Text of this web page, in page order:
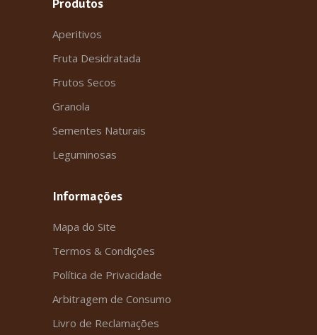
Produtos
Aperitivos
Fruta Desidratada
Frutos Secos
Granola
Sementes Naturais
Leguminosas
Informações
Mapa do Site
Termos & Condições
Política de Privacidade
Arbitragem de Consumo
Livro de Reclamações